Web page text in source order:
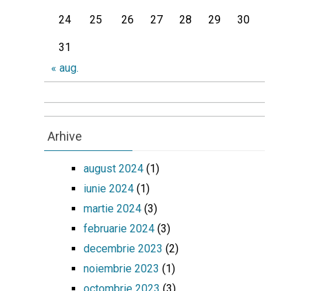
24 25 26 27 28 29 30
31
« aug.
Arhive
august 2024(1)
iunie 2024(1)
martie 2024(3)
februarie 2024(3)
decembrie 2023 (2)
noiembrie 2023 (1)